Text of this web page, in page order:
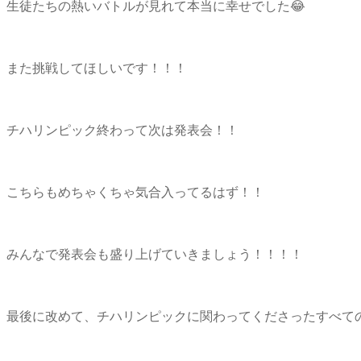
生徒たちの熱いバトルが見れて本当に幸せでした😂
また挑戦してほしいです！！！
チハリンピック終わって次は発表会！！
こちらもめちゃくちゃ気合入ってるはず！！
みんなで発表会も盛り上げていきましょう！！！！
最後に改めて、チハリンピックに関わってくださったすべて